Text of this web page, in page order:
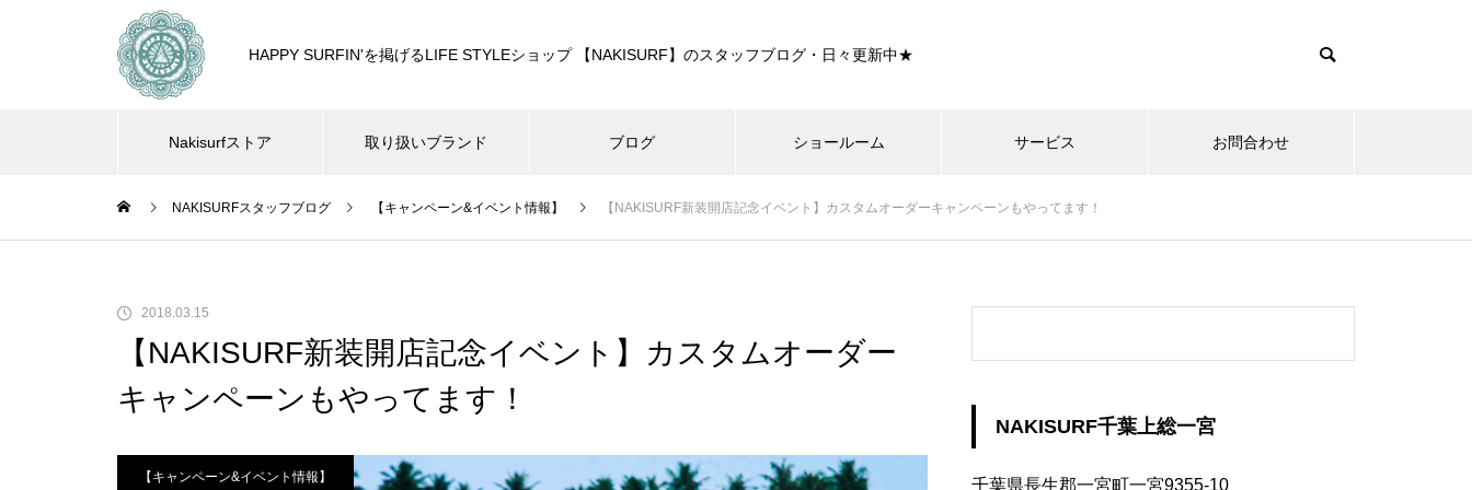
HAPPY SURFIN'を掲げるLIFE STYLEショップ 【NAKISURF】のスタッフブログ・日々更新中★
Nakisurfストア 取り扱いブランド ブログ ショールーム サービス お問合わせ
NAKISURFスタッフブログ 【キャンペーン&イベント情報】 【NAKISURF新装開店記念イベント】カスタムオーダーキャンペーンもやってます！
2018.03.15
【NAKISURF新装開店記念イベント】カスタムオーダー
キャンペーンもやってます！
【キャンペーン&イベント情報】
NAKISURF千葉上総一宮
千葉県長生郡一宮町一宮9355-10